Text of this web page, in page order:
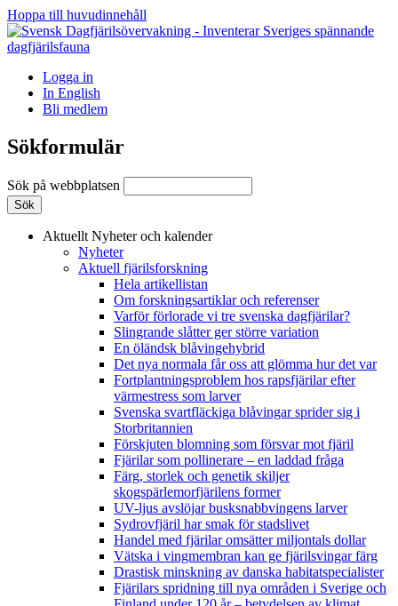
Hoppa till huvudinnehåll
Logga in
In English
Bli medlem
Sökformulär
Sök på webbplatsen
Aktuellt Nyheter och kalender
Nyheter
Aktuell fjärilsforskning
Hela artikellistan
Om forskningsartiklar och referenser
Varför förlorade vi tre svenska dagfjärilar?
Slingrande slåtter ger större variation
En öländsk blåvingehybrid
Det nya normala får oss att glömma hur det var
Fortplantningsproblem hos rapsfjärilar efter
värmestress som larver
Svenska svartfläckiga blåvingar sprider sig i
Storbritannien
Förskjuten blomning som försvar mot fjäril
Fjärilar som pollinerare – en laddad fråga
Färg, storlek och genetik skiljer
skogspärlemorfjärilens former
UV-ljus avslöjar busksnabbvingens larver
Sydrovfjäril har smak för stadslivet
Handel med fjärilar omsätter miljontals dollar
Vätska i vingmembran kan ge fjärilsvingar färg
Drastisk minskning av danska habitatspecialister
Fjärilars spridning till nya områden i Sverige och